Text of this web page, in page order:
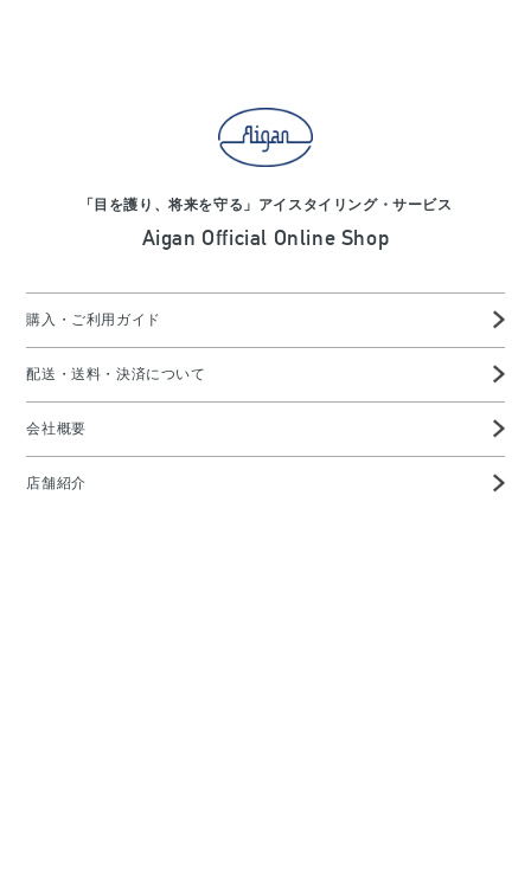
「目を護り、将来を守る」アイスタイリング・サービス
Aigan Official Online Shop
購入・ご利用ガイド
配送・送料・決済について
会社概要
店舗紹介